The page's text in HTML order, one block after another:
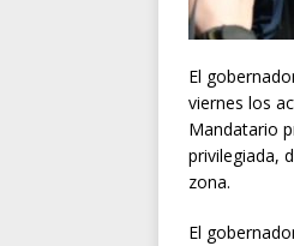
El
viernes los
Mandatario
privilegiada,
zona.
El